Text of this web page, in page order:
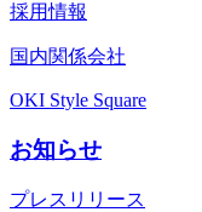
採用情報
国内関係会社
OKI Style Square
お知らせ
プレスリリース